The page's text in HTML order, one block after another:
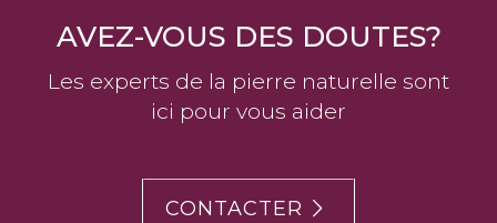
AVEZ-VOUS DES DOUTES?
Les experts de la pierre naturelle sont
ici pour vous aider
CONTACTER